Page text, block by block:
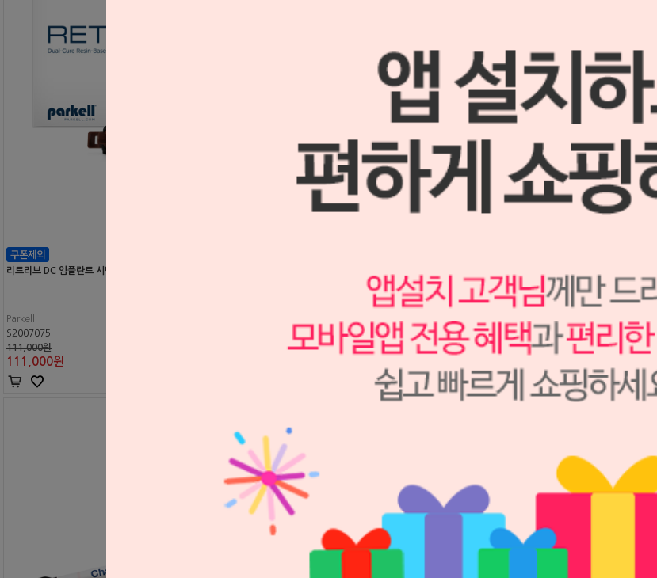
리트리브 DC 임플란트 시멘트
Parkell
S2007075
111,000원
111,000원
BJM LAB
143,000원
113,000 원